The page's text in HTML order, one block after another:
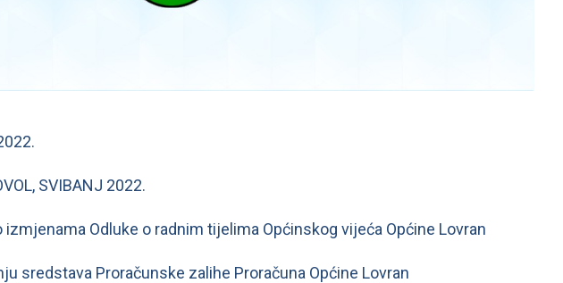
SVIBANJ 2022.
izmjenama Odluke o radnim tijelima Općinskog vijeća Općine Lovran
sredstava Proračunske zalihe Proračuna Općine Lovran